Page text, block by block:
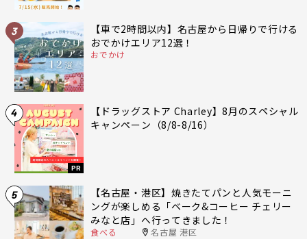
3
【車で2時間以内】名古屋から日帰りで行ける
おでかけエリア12選！
おでかけ
4
PR
【ドラッグストア Charley】8月のスペシャル
キャンペーン（8/8-8/16）
5
【名古屋・港区】焼きたてパンと人気モーニ
ングが楽しめる「ベーク&コーヒー チェリー
みなと店」へ行ってきました！
食べる 名古屋 港区